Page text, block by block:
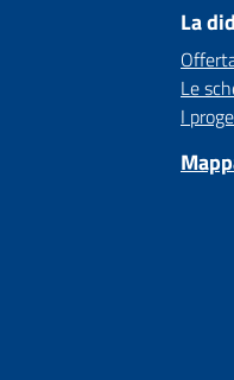
La
Le
I